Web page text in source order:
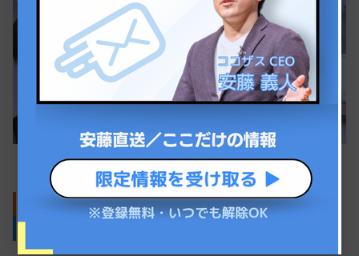
現地のチームメンバー達と合流